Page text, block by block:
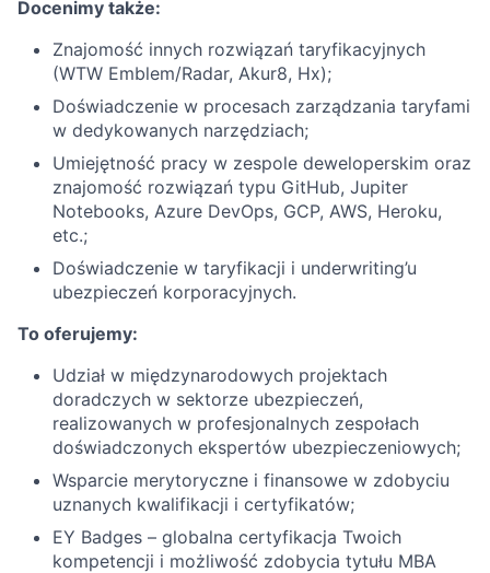
Docenimy także:
Znajomość innych rozwiązań taryfikacyjnych
(WTW Emblem/Radar, Akur8, Hx);
Doświadczenie w procesach zarządzania taryfami
w dedykowanych narzędziach;
Umiejętność pracy w zespole deweloperskim oraz
znajomość rozwiązań typu GitHub, Jupiter
Notebooks, Azure DevOps, GCP, AWS, Heroku,
etc.;
Doświadczenie w taryfikacji i underwriting’u
ubezpieczeń korporacyjnych.
To oferujemy:
Udział w międzynarodowych projektach
doradczych w sektorze ubezpieczeń,
realizowanych w profesjonalnych zespołach
doświadczonych ekspertów ubezpieczeniowych;
Wsparcie merytoryczne i finansowe w zdobyciu
uznanych kwalifikacji i certyfikatów;
EY Badges – globalna certyfikacja Twoich
kompetencji i możliwość zdobycia tytułu MBA